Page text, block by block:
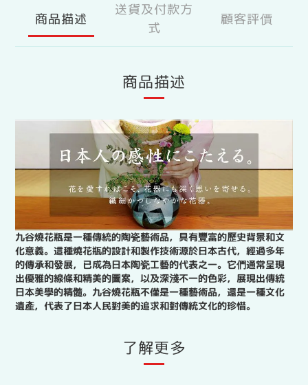
商品描述
送貨及付款方
式
顧客評價
商品描述
九谷燒花瓶是一種傳統的陶瓷藝術品，具有豐富的歷史背景和文
化意義。這種燒花瓶的設計和製作技術源於日本古代，經過多年
的傳承和發展，已成為日本陶瓷工藝的代表之一。它們通常呈現
出優雅的線條和精美的圖案，以及深淺不一的色彩，展現出傳統
日本美學的精髓。九谷燒花瓶不僅是一種藝術品，還是一種文化
遺產，代表了日本人民對美的追求和對傳統文化的珍惜。
了解更多